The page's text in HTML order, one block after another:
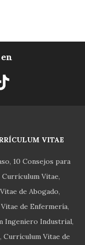
VITAE
10 Consejos para
Vitae
de Abogado
de Enfermería
Ingeniero Industrial
Currículum Vitae de